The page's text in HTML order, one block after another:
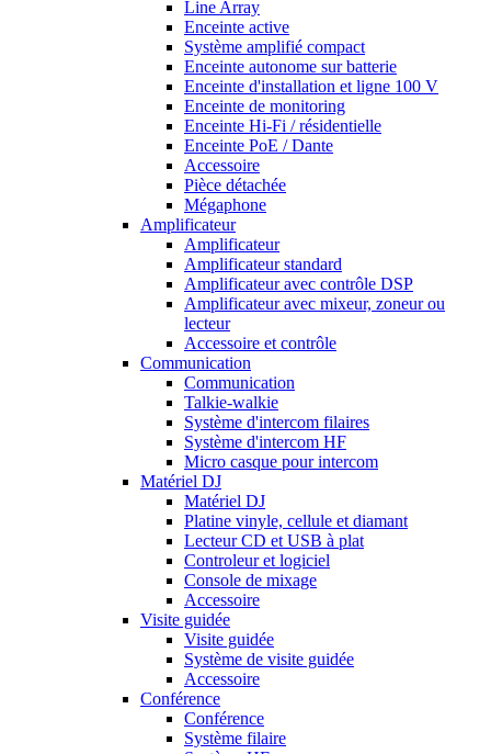
Line Array
Enceinte active
Système amplifié compact
Enceinte autonome sur batterie
Enceinte d'installation et ligne 100 V
Enceinte de monitoring
Enceinte Hi-Fi / résidentielle
Enceinte PoE / Dante
Accessoire
Pièce détachée
Mégaphone
Amplificateur
Amplificateur
Amplificateur standard
Amplificateur avec contrôle DSP
Amplificateur avec mixeur, zoneur ou
lecteur
Accessoire et contrôle
Communication
Communication
Talkie-walkie
Système d'intercom filaires
Système d'intercom HF
Micro casque pour intercom
Matériel DJ
Matériel DJ
Platine vinyle, cellule et diamant
Lecteur CD et USB à plat
Controleur et logiciel
Console de mixage
Accessoire
Visite guidée
Visite guidée
Système de visite guidée
Accessoire
Conférence
Conférence
Système filaire